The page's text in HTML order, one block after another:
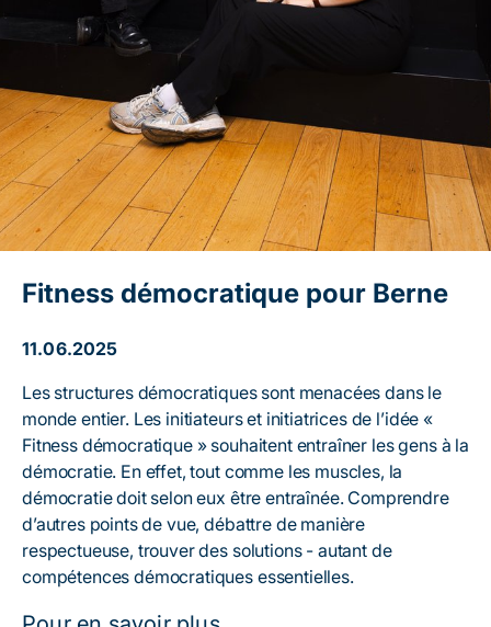
Fitness démocratique pour Berne
11.06.2025
Les structures démocratiques sont menacées dans le
monde entier. Les initiateurs et initiatrices de l’idée «
Fitness démocratique » souhaitent entraîner les gens à la
démocratie. En effet, tout comme les muscles, la
démocratie doit selon eux être entraînée. Comprendre
d’autres points de vue, débattre de manière
respectueuse, trouver des solutions - autant de
compétences démocratiques essentielles.